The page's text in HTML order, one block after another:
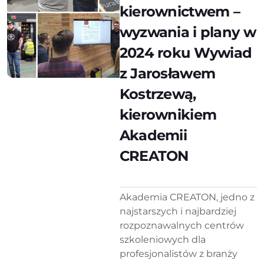
kierownictwem –
wyzwania i plany w
2024 roku Wywiad
z Jarosławem
Kostrzewą,
kierownikiem
Akademii
CREATON
Akademia CREATON, jedno z
najstarszych i najbardziej
rozpoznawalnych centrów
szkoleniowych dla
profesjonalistów z branży